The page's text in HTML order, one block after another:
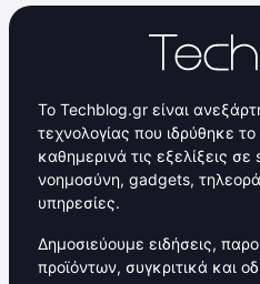
Το Techblog.gr είναι
τεχνολογίας που ιδρύθηκε
καθημερινά τις εξελίξεις
νοημοσύνη, gadgets,
υπηρεσίες.
Δημοσιεύουμε ειδήσεις,
προϊόντων, συγκριτικά και